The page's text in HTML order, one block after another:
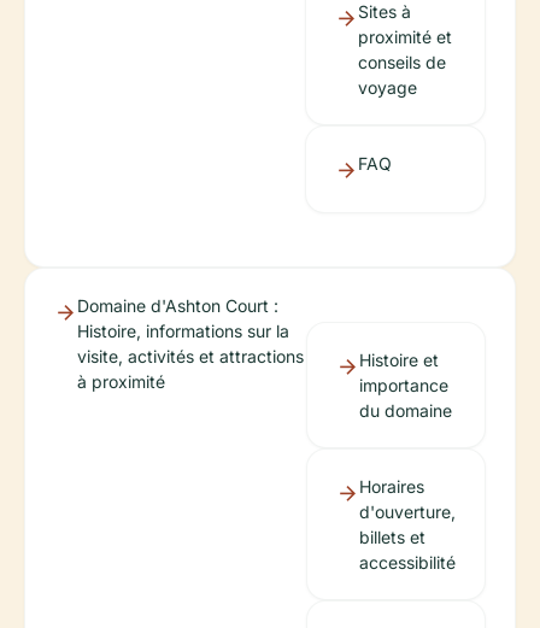
Sites à
proximité et
conseils de
voyage
FAQ
Domaine d'Ashton Court :
Histoire, informations sur la
visite, activités et attractions
à proximité
Histoire et
importance
du domaine
Horaires
d'ouverture,
billets et
accessibilité